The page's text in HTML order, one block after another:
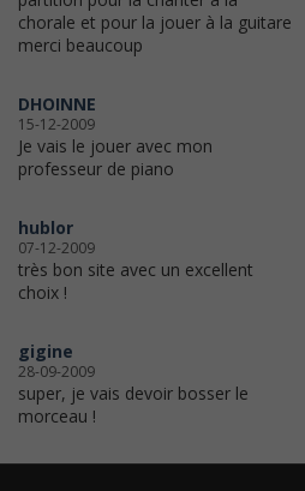
chorale et pour la jouer à la guitare
merci beaucoup
DHOINNE
15-12-2009
Je vais le jouer avec mon
professeur de piano
hublor
07-12-2009
très bon site avec un excellent
choix !
gigine
28-09-2009
super, je vais devoir bosser le
morceau !